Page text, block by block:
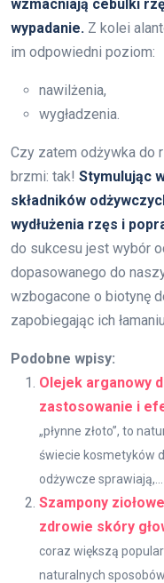
wzmacniają cebulki
wypadanie. Z kolei
im odpowiedni poziom:
nawilżenia,
wygładzenia.
Czy zatem odżywka do
brzmi: tak! Stymulując
składników
wydłużenia rzęs i
do sukcesu jest wybór
dopasowanego do
wzbogacone o biotynę
zapobiegając ich
Podobne wpisy:
Olejek arganowy
zastosowanie i
„płynne złoto”, to
świecie kosmetyków
odżywcze sprawiają,...
Szampony
zdrowie skóry
coraz większą
naturalnych